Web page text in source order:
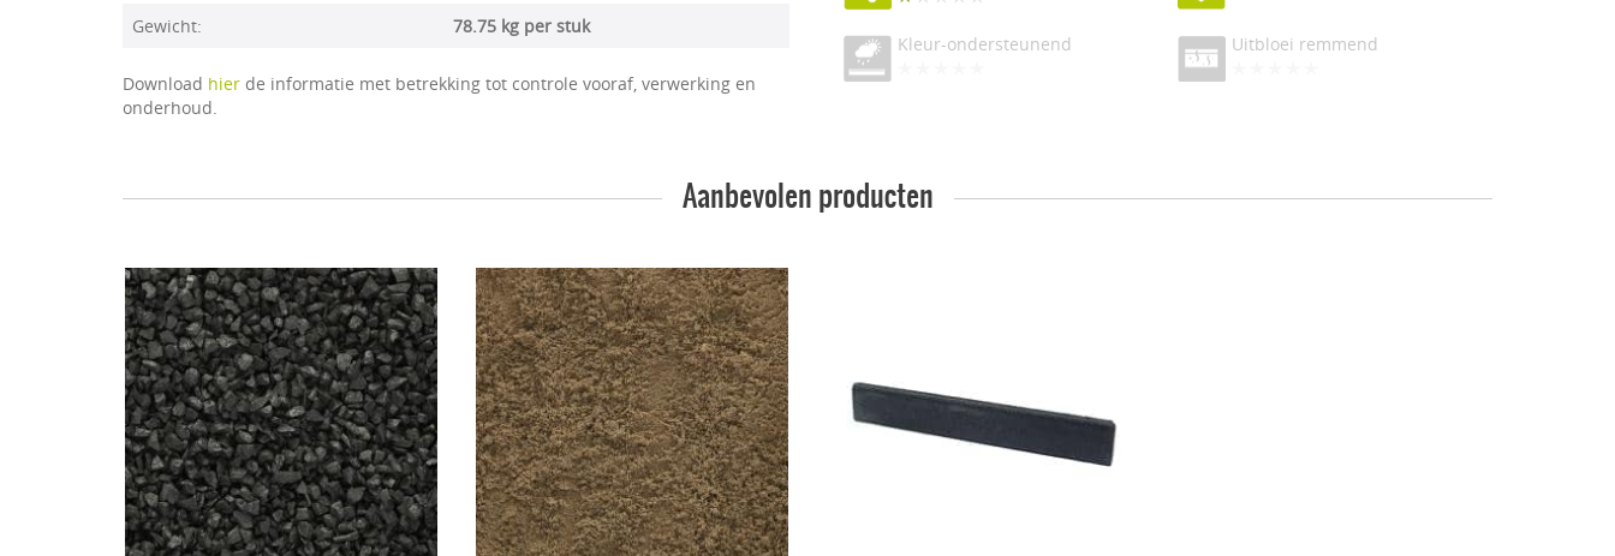
Gewicht:
78.75 kg per stuk
Download hier de informatie met betrekking tot controle vooraf, verwerking en
onderhoud.
Kleur-ondersteunend Uitbloei remmend
Aanbevolen producten